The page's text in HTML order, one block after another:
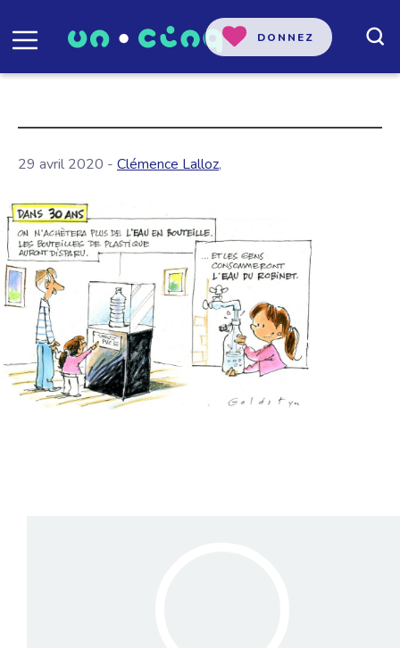
DONNEZ
29 avril 2020 - Clémence Lalloz,